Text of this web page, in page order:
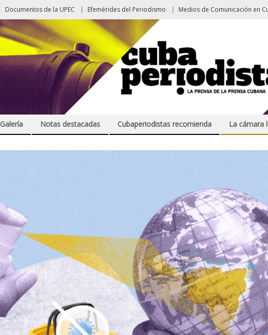
Documentos de la UPEC Efemérides del Periodismo Medios de Comunicación en
Galería Notas destacadas Cubaperiodistas recomienda La cámara